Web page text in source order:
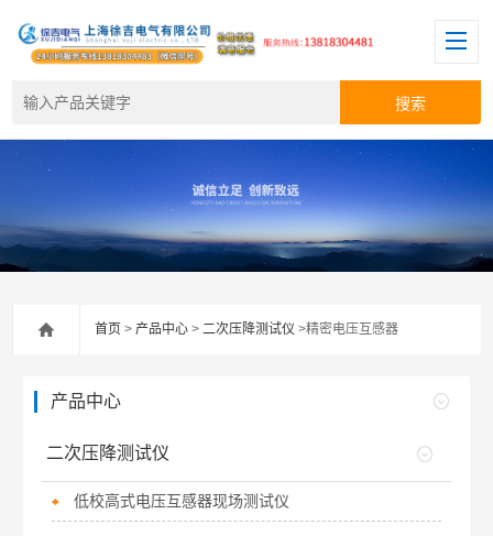
首页 >产品中心 >二次压降测试仪 >精密电压互感器
产品中心
二次压降测试仪
低校高式电压互感器现场测试仪